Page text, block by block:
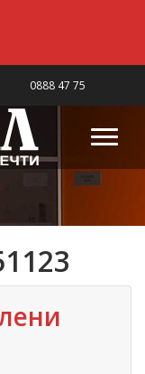
0888 47 75